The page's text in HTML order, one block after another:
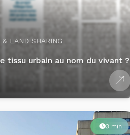
LAND SHARING
tissu urbain au nom du vivant ?
3 min